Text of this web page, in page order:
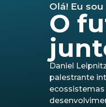
Olá! Eu
O
Daniel
palestrante